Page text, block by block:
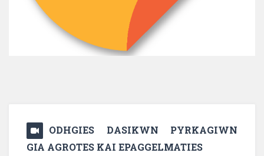
ODHGIES DASIKWN PYRKAGIWN
GIA AGROTES KAI EPAGGELMATIES